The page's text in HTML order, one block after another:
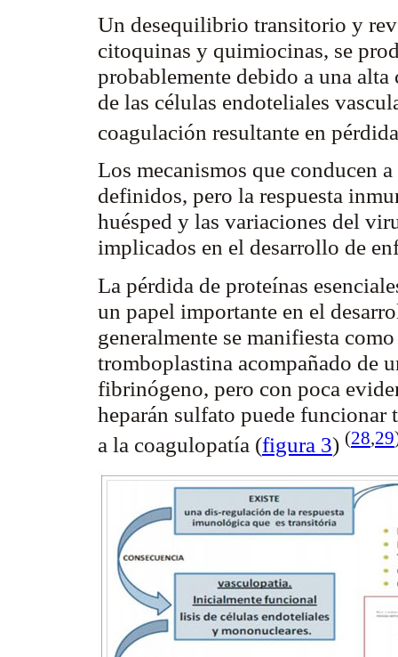
Un desequilibrio transitorio y
citoquinas y quimiocinas, se
probablemente debido a una
de las células endoteliales
coagulación resultante en
Los mecanismos que conducen
definidos, pero la respuesta
huésped y las variaciones del
implicados en el desarrollo de
La pérdida de proteínas
un papel importante en el
generalmente se manifiesta
tromboplastina acompañado de
fibrinógeno, pero con poca
heparán sulfato puede funcionar
a la coagulopatía (figura 3) (28,29